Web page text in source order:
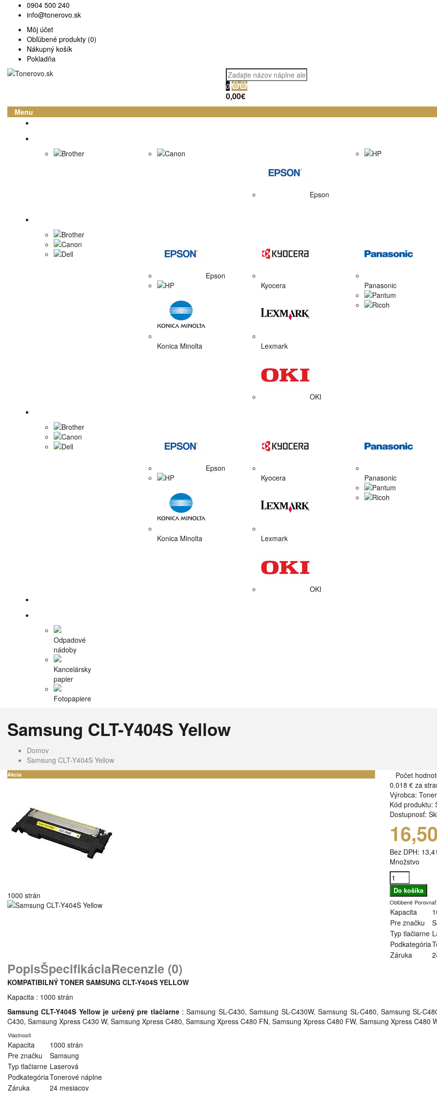
0904 500 240
info@tonerovo.sk
Môj účet
Obľúbené produkty (0)
Nákupný košík
Pokladňa
0
0,00€
Menu
Brother
Canon
Epson
HP
Brother
Canon
Dell
Epson
HP
Konica Minolta
Kyocera
Lexmark
OKI
Panasonic
Pantum
Ricoh
Brother
Canon
Dell
Epson
HP
Konica Minolta
Kyocera
Lexmark
OKI
Panasonic
Pantum
Ricoh
Odpadové
nádoby
Kancelársky
papier
Fotopapiere
Samsung CLT-Y404S Yellow
Domov
Samsung CLT-Y404S Yellow
Akcia
1000 strán
Počet
0.018 € za
Výrobca:
Kód produktu:
Dostupnosť:
Bez DPH:
Množstvo
Obľúbené Porovnať
Kapacita
Pre značku
Typ tlačiarne
Podkategória
Záruka
PopisŠpecifikáciaRecenzie (0)
KOMPATIBILNÝ TONER SAMSUNG CLT-Y404S YELLOW
Kapacita : 1000 strán
Samsung CLT-Y404S Yellow je určený pre tlačiarne : Samsung SL-C430, Samsung SL-C430W, Samsung SL-C480, Samsung SL-
C430, Samsung Xpress C430 W, Samsung Xpress C480, Samsung Xpress C480 FN, Samsung Xpress C480 FW, Samsung Xpress C480
Vlastnosti
Kapacita
1000 strán
Pre značku
Samsung
Typ tlačiarne Laserová
PodkategóriaTonerové náplne
Záruka
24 mesiacov